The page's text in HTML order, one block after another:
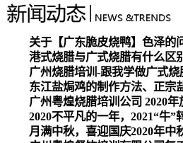
港式烧腊与广式烧腊有什么区
广州烧腊培训-跟我学做广式
东江盐焗鸡的制作方法、正宗
2020不平凡的一年，2021“牛”